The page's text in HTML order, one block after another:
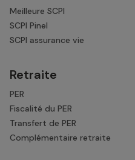
Meilleure SCPI
SCPI Pinel
SCPI assurance vie
Retraite
PER
Fiscalité du PER
Transfert de PER
Complémentaire retraite